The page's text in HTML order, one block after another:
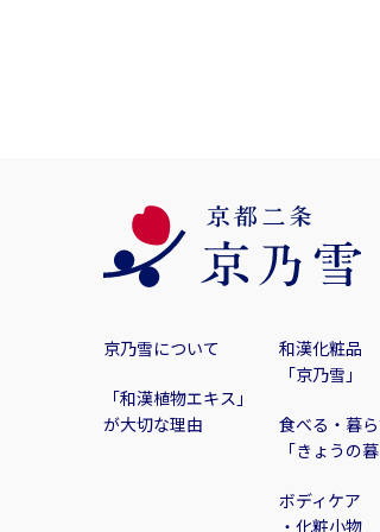
内部規定およびその遵
個人情報保護マネジメ
3.個人情報の取得と提供・委
【1】取得
当社は、個人情報の取得は、
法、かつ、公正な手段によっ
当社は、個人情報は法令等に
京乃雪について
「和漢植物エキス」
が大切な理由
和漢化粧品
「京乃雪」
食べる・暮
「きょうの暮
ボディケア
・化粧小物